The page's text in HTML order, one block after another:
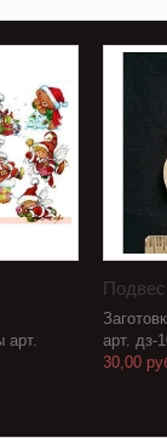
арт.
арт. дз-
30,00